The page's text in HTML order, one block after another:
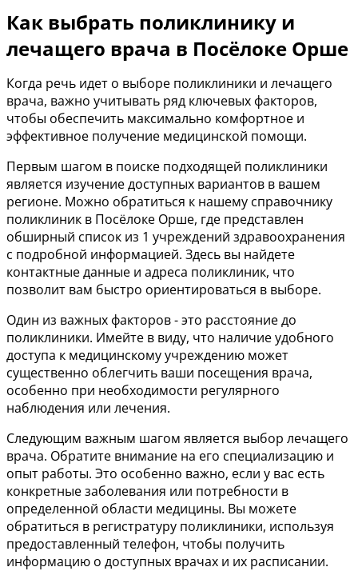
Как выбрать поликлинику и
лечащего врача в Посёлоке Орше
Когда речь идет о выборе поликлиники и лечащего
врача, важно учитывать ряд ключевых факторов,
чтобы обеспечить максимально комфортное и
эффективное получение медицинской помощи.
Первым шагом в поиске подходящей поликлиники
является изучение доступных вариантов в вашем
регионе. Можно обратиться к нашему справочнику
поликлиник в Посёлоке Орше, где представлен
обширный список из 1 учреждений здравоохранения
с подробной информацией. Здесь вы найдете
контактные данные и адреса поликлиник, что
позволит вам быстро ориентироваться в выборе.
Один из важных факторов - это расстояние до
поликлиники. Имейте в виду, что наличие удобного
доступа к медицинскому учреждению может
существенно облегчить ваши посещения врача,
особенно при необходимости регулярного
наблюдения или лечения.
Следующим важным шагом является выбор лечащего
врача. Обратите внимание на его специализацию и
опыт работы. Это особенно важно, если у вас есть
конкретные заболевания или потребности в
определенной области медицины. Вы можете
обратиться в регистратуру поликлиники, используя
предоставленный телефон, чтобы получить
информацию о доступных врачах и их расписании.